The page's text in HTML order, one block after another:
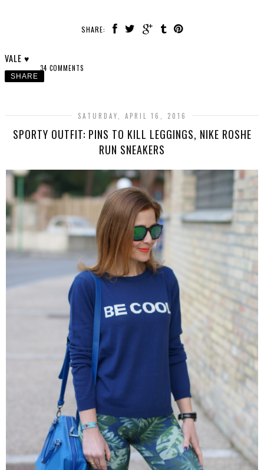
SHARE:
VALE ♥
34 COMMENTS
SHARE
SATURDAY, APRIL 16, 2016
SPORTY OUTFIT: PINS TO KILL LEGGINGS, NIKE ROSHE
RUN SNEAKERS